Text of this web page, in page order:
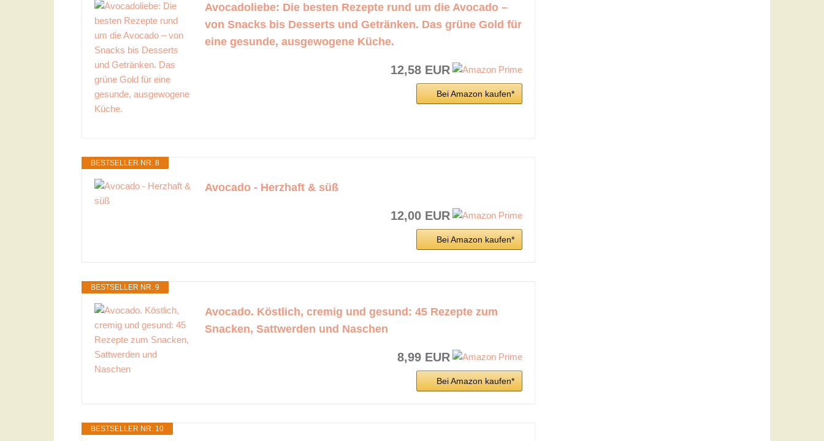
Avocadoliebe: Die besten Rezepte rund um die Avocado –
von Snacks bis Desserts und Getränken. Das grüne Gold für
eine gesunde, ausgewogene Küche.
12,58 EUR
Bei Amazon kaufen*
BESTSELLER NR. 8
Avocado - Herzhaft & süß
12,00 EUR
Bei Amazon kaufen*
BESTSELLER NR. 9
Avocado. Köstlich, cremig und gesund: 45 Rezepte zum
Snacken, Sattwerden und Naschen
8,99 EUR
Bei Amazon kaufen*
BESTSELLER NR. 10